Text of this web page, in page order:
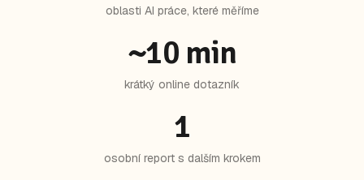
oblasti AI práce, které měříme
~10 min
krátký online dotazník
1
osobní report s dalším krokem